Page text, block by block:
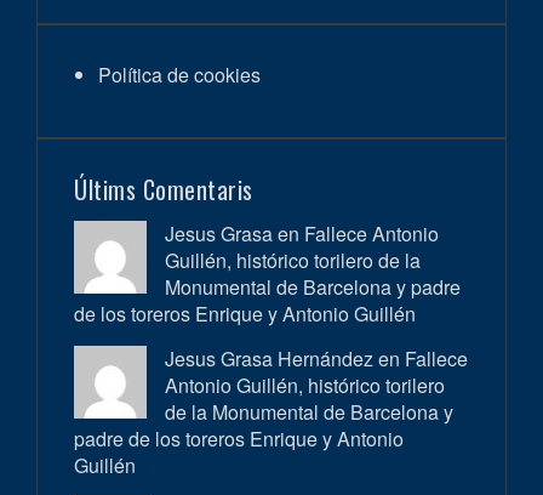
Política de cookies
Últims Comentaris
Jesus Grasa en Fallece Antonio
Guillén, histórico torilero de la
Monumental de Barcelona y padre
de los toreros Enrique y Antonio Guillén
Jesus Grasa Hernández en Fallece
Antonio Guillén, histórico torilero
de la Monumental de Barcelona y
padre de los toreros Enrique y Antonio
Guillén